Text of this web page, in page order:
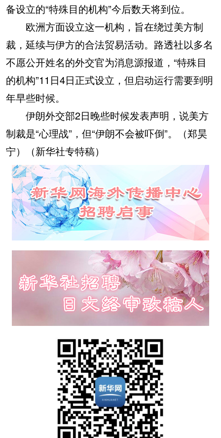
备设立的“特殊目的机构”今后数天将到位。
欧洲方面设立这一机构，旨在绕过美方制
裁，延续与伊方的合法贸易活动。路透社以多名
不愿公开姓名的外交官为消息源报道，“特殊目
的机构”11日4日正式设立，但启动运行需要到明
年早些时候。
伊朗外交部2日晚些时候发表声明，说美方
制裁是“心理战”，但“伊朗不会被吓倒”。（郑昊
宁）（新华社专特稿）